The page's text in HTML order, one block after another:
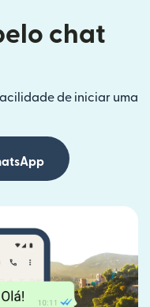
chat
de iniciar uma